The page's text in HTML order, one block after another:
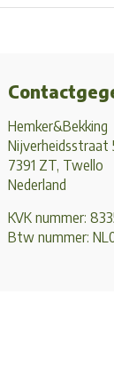
Hemker&Bekking
Nijverheidsstraat
7391 ZT, Twello
Nederland
KVK nummer:
Btw nummer: